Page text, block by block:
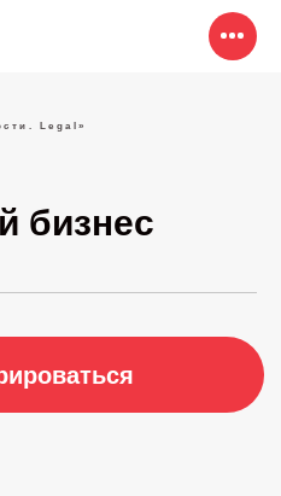
Legal»
бизнес